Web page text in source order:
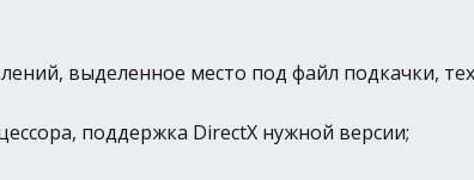
выделенное место под файл подкачки,
поддержка DirectX нужной версии;